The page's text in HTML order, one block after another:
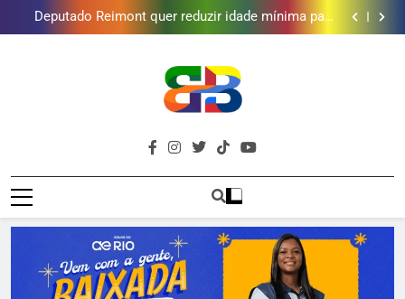
mulheres receberem o BPC
Gastro Samba reúne Nosso Sentimento e Gustavo
Lins em Nova Iguaçu neste fim de semana
Shopping Grande Rio sorteia MacBook e oferece
de água por ano na Baixada Fluminense
Deputado Reimont quer reduzir idade mínima para
mulheres receberem o BPC
Gastro Samba reúne Nosso Sentimento e Gustavo
Lins em Nova Iguaçu neste fim de semana
Shopping Grande Rio sorteia MacBook e oferece
vinho em campanha de Dia dos Pais
Obra garante a preservação de 190 milhões de litros
mulheres receberem o BPC
Brava
Baixada
Baixada Fluminense Em Destaque!